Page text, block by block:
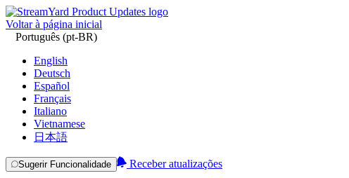
Voltar à página inicial
Português (pt-BR)
English
Deutsch
Español
Français
Italiano
Vietnamese
日本語
Sugerir Funcionalidade Receber atualizações